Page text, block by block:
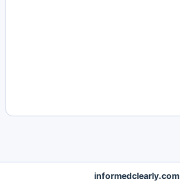
informedclearly.com